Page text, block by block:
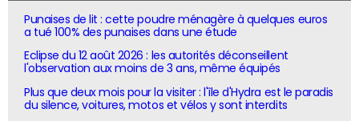
Punaises de lit : cette poudre ménagère à quelques euros
a tué 100% des punaises dans une étude
Eclipse du 12 août 2026 : les autorités déconseillent
l'observation aux moins de 3 ans, même équipés
Plus que deux mois pour la visiter : l'île d'Hydra est le paradis
du silence, voitures, motos et vélos y sont interdits